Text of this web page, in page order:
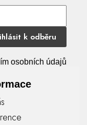
k odběru
osobních údajů